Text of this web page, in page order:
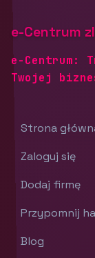
e-Centrum
e-Centrum:
Twojej
Strona
Zaloguj się
Dodaj firmę
Przypomnij
Blog